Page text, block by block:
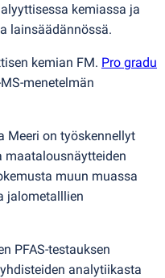
kemiassa ja
lainsäädännössä.
kemian FM. Pro gradu
menetelmän
Meeri on työskennellyt
maatalousnäytteiden
muun muassa
jalometalllien
PFAS-testauksen
analytiikasta